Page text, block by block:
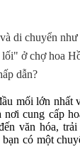
di chuyển như
ở chợ hoa
dẫn?
mối lớn nhất
cung cấp
văn hóa,
có một